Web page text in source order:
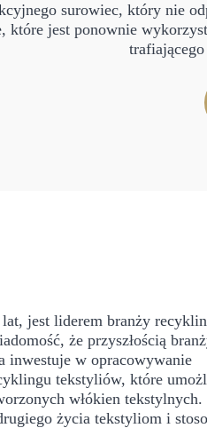
surowiec, który nie
które jest ponownie
trafiającego
jest liderem branży
że przyszłością
inwestuje w opracowywanie
tekstyliów, które
włókien
życia tekstyliom i